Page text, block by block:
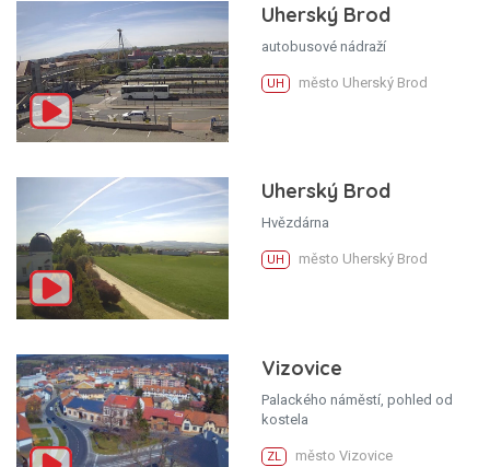
Uherský Brod
autobusové nádraží
UH město Uherský Brod
Uherský Brod
Hvězdárna
UH město Uherský Brod
Vizovice
Palackého náměstí, pohled od
kostela
ZL město Vizovice